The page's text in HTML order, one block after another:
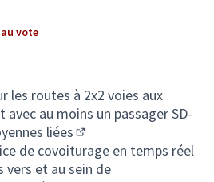
vote
les routes à 2x2 voies aux
au moins un passagerSD-
liées
(S'ouvre dans un
de covoiturage en temps réel
vers et au sein de